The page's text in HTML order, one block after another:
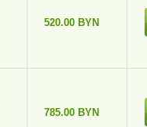
520.00 BYN
785.00 BYN